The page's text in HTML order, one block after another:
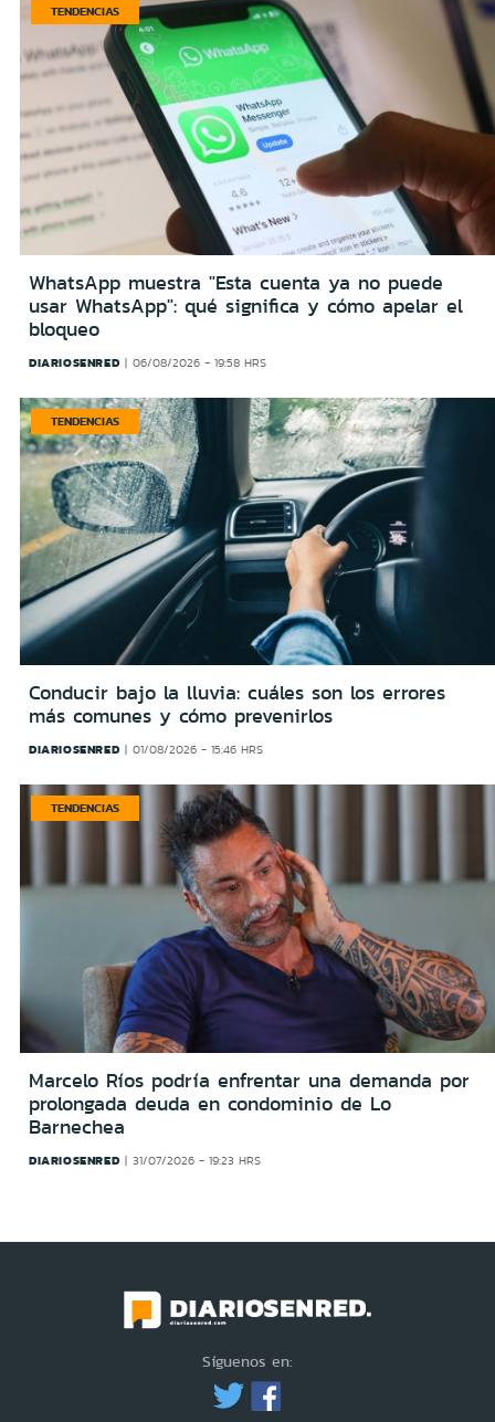
TENDENCIAS
WhatsApp muestra "Esta cuenta ya no puede
usar WhatsApp": qué significa y cómo apelar el
bloqueo
DIARIOSENRED 06/08/2026 - 19:58 HRS
TENDENCIAS
Conducir bajo la lluvia: cuáles son los errores
más comunes y cómo prevenirlos
DIARIOSENRED 01/08/2026 - 15:46 HRS
TENDENCIAS
Marcelo Ríos podría enfrentar una demanda por
prolongada deuda en condominio de Lo
Barnechea
DIARIOSENRED 31/07/2026 - 19:23 HRS
Síguenos en: